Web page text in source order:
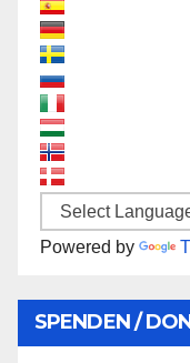
Powered by
SPENDEN /